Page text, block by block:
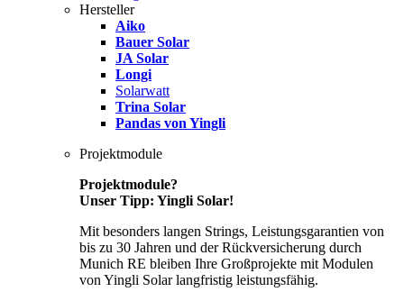
Hersteller
Aiko
Bauer Solar
JA Solar
Longi
Solarwatt
Trina Solar
Pandas von Yingli
Projektmodule
Projektmodule?
Unser Tipp: Yingli Solar!
Mit besonders langen Strings, Leistungsgarantien von
bis zu 30 Jahren und der Rückversicherung durch
Munich RE bleiben Ihre Großprojekte mit Modulen
von Yingli Solar langfristig leistungsfähig.